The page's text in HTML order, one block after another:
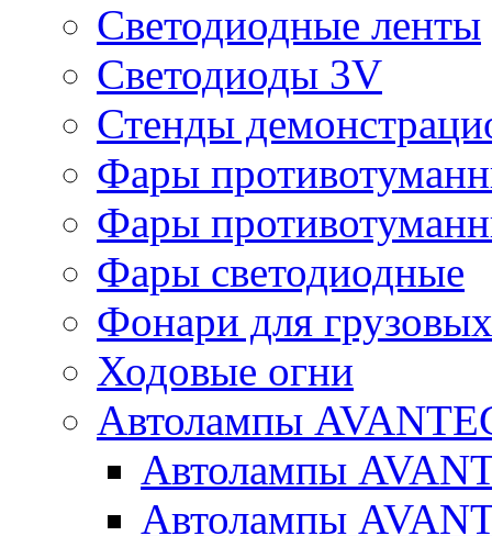
Светодиодные ленты
Светодиоды 3V
Стенды
Фары
Фары
Фары светодиодные
Фонари для
Ходовые огни
Автолампы
Автолампы
Автолампы